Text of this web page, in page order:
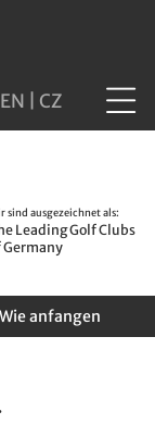
EN CZ
sind ausgezeichnet als:
Leading Golf Clubs
Germany
Wie anfangen